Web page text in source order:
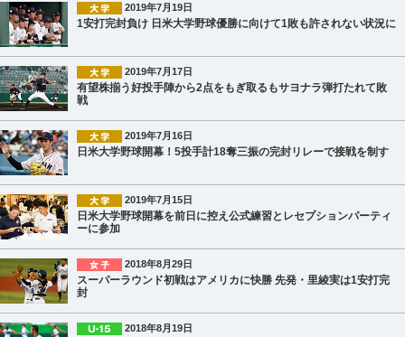
2019年7月19日
1安打完封負け 日米大学野球優勝に向けて1敗も許されない状況に
2019年7月17日
有望株揃う好投手陣から2点をもぎ取るもサヨナラ弾打たれて敗
戦
2019年7月16日
日米大学野球開幕！5投手計18奪三振の完封リレーで接戦を制す
2019年7月15日
日米大学野球開幕を前日に控え公式練習とレセプションパーティ
ーに参加
2018年8月29日
スーパーラウンド初戦はアメリカに快勝 先発・里綾実は1安打完
封
2018年8月19日